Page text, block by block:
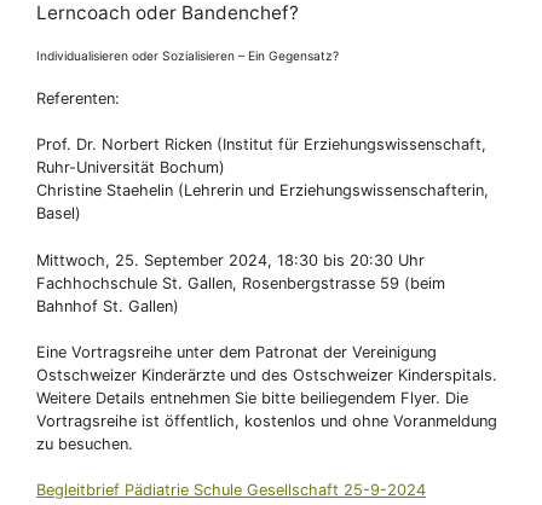
Lerncoach oder Bandenchef?
Individualisieren oder Sozialisieren – Ein Gegensatz?
Referenten:
Prof. Dr. Norbert Ricken (Institut für Erziehungswissenschaft,
Ruhr-Universität Bochum)
Christine Staehelin (Lehrerin und Erziehungswissenschafterin,
Basel)
Mittwoch, 25. September 2024, 18:30 bis 20:30 Uhr
Fachhochschule St. Gallen, Rosenbergstrasse 59 (beim
Bahnhof St. Gallen)
Eine Vortragsreihe unter dem Patronat der Vereinigung
Ostschweizer Kinderärzte und des Ostschweizer Kinderspitals.
Weitere Details entnehmen Sie bitte beiliegendem Flyer. Die
Vortragsreihe ist öffentlich, kostenlos und ohne Voranmeldung
zu besuchen.
Begleitbrief Pädiatrie Schule Gesellschaft 25-9-2024